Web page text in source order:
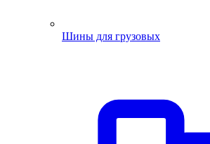
Шины для грузовых